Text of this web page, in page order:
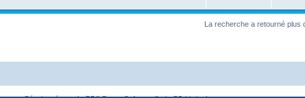
La recherche a retourné plus